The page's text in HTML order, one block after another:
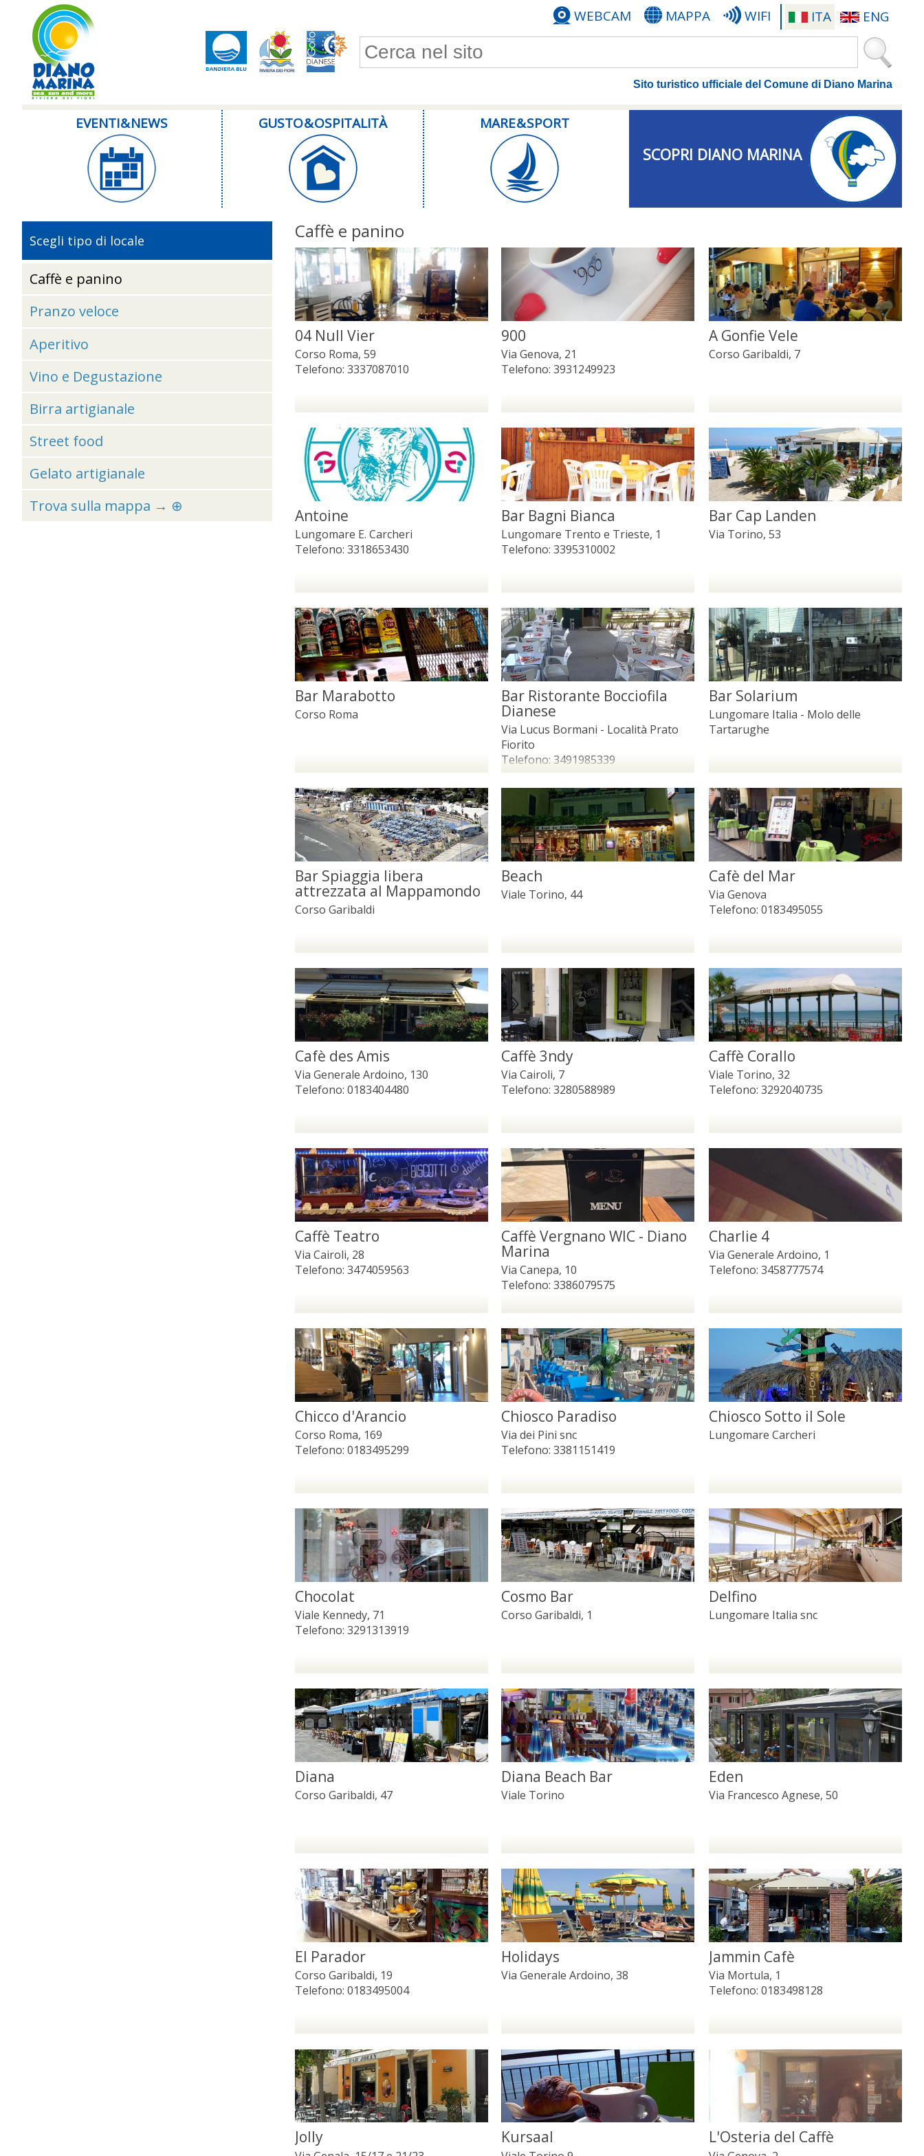
ITA ENG
WEBCAM MAPPA WIFI
Form di ricerca
Sito turistico ufficiale del Comune di Diano Marina
EVENTI & NEWS GUSTO & OSPITALITÀ MARE & SPORT
SCOPRI DIANO MARINA
Caffè e panino
04 Null Vier
Corso Roma, 59
Telefono: 3337087010
900
Via Genova, 21
Telefono:3931249923
A Gonfie Vele
Corso Garibaldi, 7
Antoine
Lungomare E. Carcheri
Telefono: 3318653430
Bar Bagni Bianca
Lungomare Trento e Trieste, 1
Telefono:3395310002
Bar Cap Landen
Via Torino, 53
Bar Marabotto
Corso Roma
Bar Ristorante Bocciofila
Dianese
Via Lucus Bormani - Località Prato
Fiorito
Telefono:3491985339
Bar Solarium
Lungomare Italia - Molo delle
Tartarughe
Bar Spiaggia libera
attrezzata al Mappamondo
Corso Garibaldi
Beach
Viale Torino, 44
Cafè del Mar
Via Genova
Telefono: 0183495055
Cafè des Amis
Via Generale Ardoino, 130
Telefono: 0183404480
Caffè 3ndy
Via Cairoli, 7
Telefono:3280588989
Caffè Corallo
Viale Torino, 32
Telefono: 3292040735
Caffè Teatro
Via Cairoli, 28
Telefono: 3474059563
Caffè Vergnano WIC - Diano
Marina
Via Canepa, 10
Telefono:3386079575
Charlie 4
Via Generale Ardoino, 1
Telefono: 3458777574
Chicco d'Arancio
Corso Roma, 169
Telefono: 0183495299
Chiosco Paradiso
Via dei Pini snc
Telefono:3381151419
Chiosco Sotto il Sole
Lungomare Carcheri
Chocolat
Viale Kennedy, 71
Telefono: 3291313919
Cosmo Bar
Corso Garibaldi, 1
Delfino
Lungomare Italia snc
Diana
Corso Garibaldi, 47
Diana Beach Bar
Viale Torino
Eden
Via Francesco Agnese, 50
El Parador
Corso Garibaldi, 19
Telefono: 0183495004
Holidays
Via Generale Ardoino, 38
Jammin Cafè
Via Mortula, 1
Telefono: 0183498128
Jolly Kursaal L'Osteria del Caffè
Scegli tipo di locale
Caffè e panino
Pranzo veloce
Aperitivo
Vino e Degustazione
Birra artigianale
Street food
Gelato artigianale
Trova sulla mappa → ⊕